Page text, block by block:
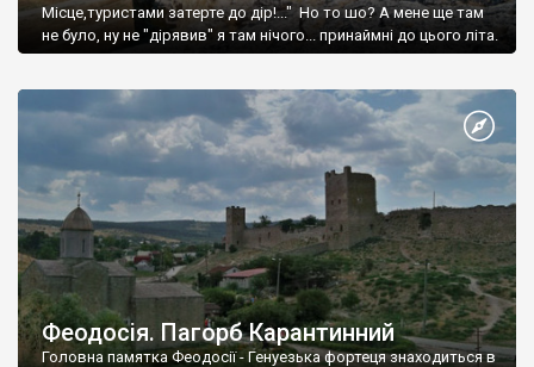
Місце,туристами затерте до дір!..." Но то шо? А мене ще там
не було, ну не "дірявив" я там нічого... принаймні до цього літа.
Феодосія. Пагорб Карантинний
Головна памятка Феодосії - Генуезька фортеця знаходиться в